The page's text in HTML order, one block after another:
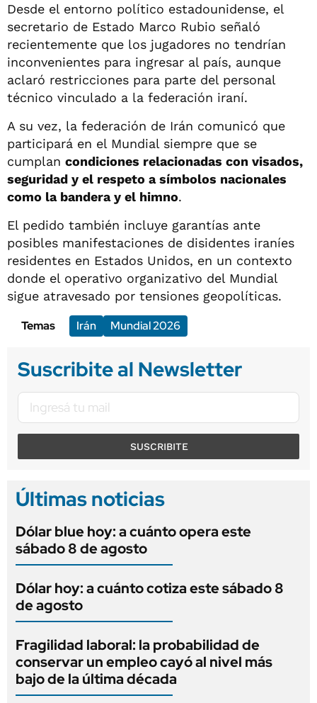
Desde el entorno político estadounidense, el
secretario de Estado Marco Rubio señaló
recientemente que los jugadores no tendrían
inconvenientes para ingresar al país, aunque
aclaró restricciones para parte del personal
técnico vinculado a la federación iraní.
A su vez, la federación de Irán comunicó que
participará en el Mundial siempre que se
cumplan condiciones relacionadas con visados,
seguridad y el respeto a símbolos nacionales
como la bandera y el himno.
El pedido también incluye garantías ante
posibles manifestaciones de disidentes iraníes
residentes en Estados Unidos, en un contexto
donde el operativo organizativo del Mundial
sigue atravesado por tensiones geopolíticas.
Temas
Irán Mundial 2026
Suscribite al Newsletter
SUSCRIBITE
Últimas noticias
Dólar blue hoy: a cuánto opera este
sábado 8 de agosto
Dólar hoy: a cuánto cotiza este sábado 8
de agosto
Fragilidad laboral: la probabilidad de
conservar un empleo cayó al nivel más
bajo de la última década